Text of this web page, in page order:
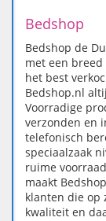
Bedshop
Bedshop de
met een breed
het best
Bedshop.nl
Voorradige
verzonden en
telefonisch
speciaalzaak
ruime
maakt
klanten die op
kwaliteit en